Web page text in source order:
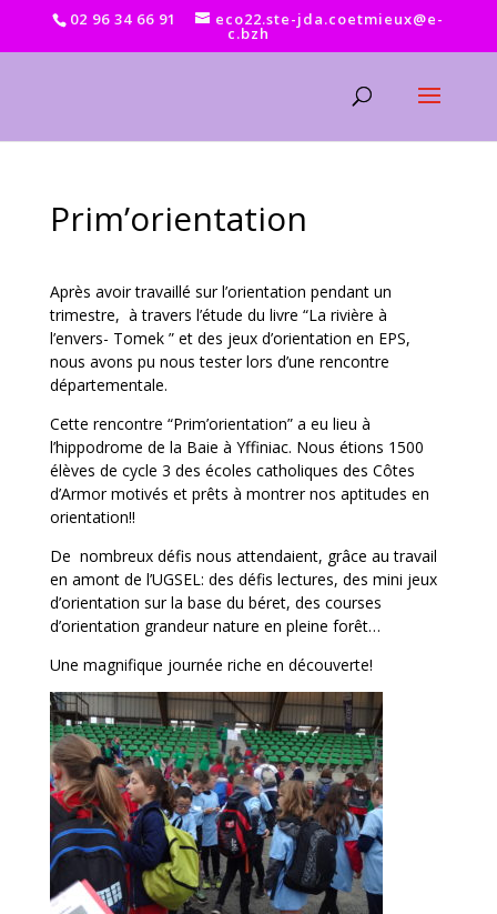
02 96 34 66 91 eco22.ste-jda.coetmieux@e-
c.bzh
Prim’orientation
Après avoir travaillé sur l’orientation pendant un
trimestre, à travers l’étude du livre “La rivière à
l’envers- Tomek ” et des jeux d’orientation en EPS,
nous avons pu nous tester lors d’une rencontre
départementale.
Cette rencontre “Prim’orientation” a eu lieu à
l’hippodrome de la Baie à Yffiniac. Nous étions 1500
élèves de cycle 3 des écoles catholiques des Côtes
d’Armor motivés et prêts à montrer nos aptitudes en
orientation!!
De nombreux défis nous attendaient, grâce au travail
en amont de l’UGSEL: des défis lectures, des mini jeux
d’orientation sur la base du béret, des courses
d’orientation grandeur nature en pleine forêt…
Une magnifique journée riche en découverte!